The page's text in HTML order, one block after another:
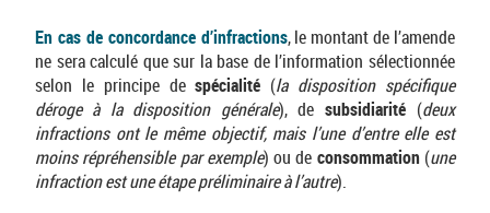
En cas de concordance d’infractions, le montant de l’amende
ne sera calculé que sur la base de l’information sélectionnée
selon le principe despécialité (la disposition spécifique
déroge à la disposition générale), de subsidiarité (deux
infractions ont le même objectif, mais l’une d’entre elle est
moins répréhensible par exemple) ou de consommation (une
infraction est une étape préliminaire à l’autre).